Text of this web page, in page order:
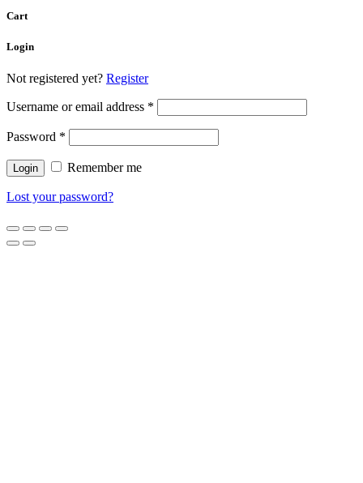
Cart
Login
Not registered yet? Register
Username or email address *
Password *
Remember me
Lost your password?